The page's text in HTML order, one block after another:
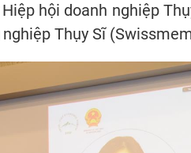
hội doanh nghiệp
Thụy Sĩ